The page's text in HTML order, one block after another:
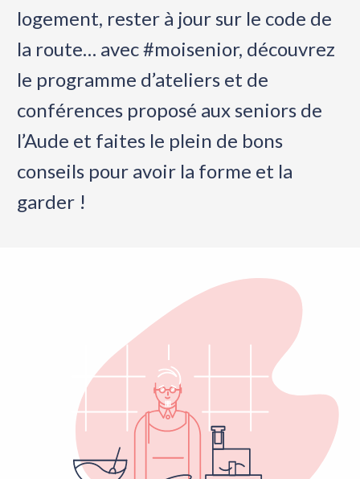
logement, rester à jour sur le code de
la route… avec #moisenior, découvrez
le programme d’ateliers et de
conférences proposé aux seniors de
l’Aude et faites le plein de bons
conseils pour avoir la forme et la
garder !